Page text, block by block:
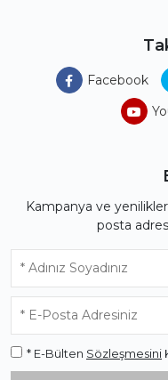
Facebook
Kampanya ve
posta
* E-Bülten Sözleşmesini